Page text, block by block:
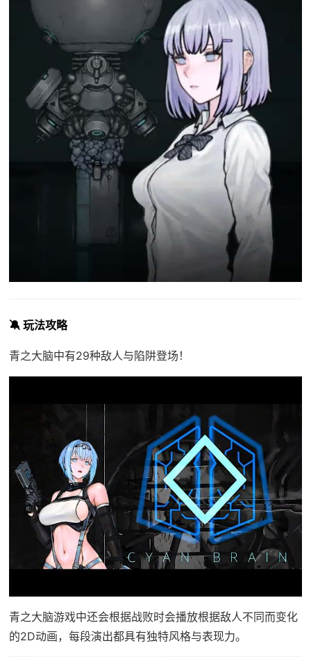
🔕 玩法攻略
青之大脑中有29种敌人与陷阱登场！
青之大脑游戏中还会根据战败时会播放根据敌人不同而变化
的2D动画，每段演出都具有独特风格与表现力。